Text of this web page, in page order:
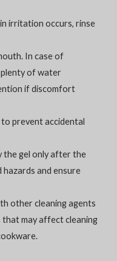
irritation occurs, rinse
In case of
of water
if discomfort
prevent accidental
the gel only after the
and ensure
other cleaning agents
may affect cleaning